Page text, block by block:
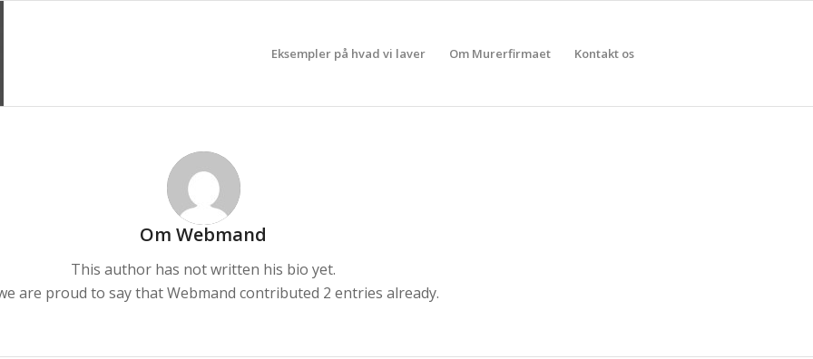
Eksempler på hvad vi laver Om Murerfirmaet Kontakt os
Om Webmand
This author has not written his bio yet.
are proud to say thatWebmand contributed 2 entries already.